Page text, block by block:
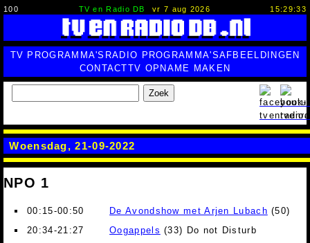
100 TV en Radio DB vr 7 aug 2026 15:29:34
TV PROGRAMMA'S RADIO PROGRAMMA'SAFBEELDINGEN
CONTACTTV OPNAME MAKEN
Zoek
Woensdag, 21-09-2022
NPO 1
00:15-00:50 De Avondshow met Arjen Lubach (50)
20:34-21:27
Oogappels (33) Do not Disturb